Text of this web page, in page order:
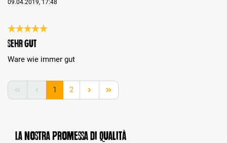
09.04.2019, 17:48
Recensione con valutazione di 5 su 5 stelle
sehr gut
Ware wie immer gut
Pagina
1 Pagina
2
La nostra promessa di qualità